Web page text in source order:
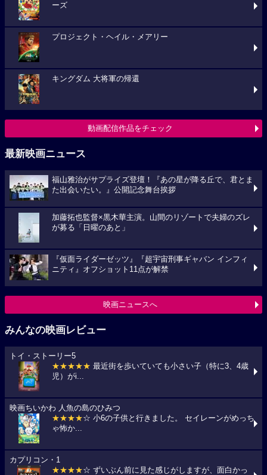
ーズ
プロジェクト・ヘイル・メアリー
キングダム 大将軍の帰還
動画配信作品をチェック
最新映画ニュース
福山雅治がサプライズ登壇！『あの星が降る丘で、君とま
た出会いたい。』公開記念舞台挨拶
加藤拓也監督×黒木華主演。山間のリゾートで夫婦のズレ
が募る「日曜のあと」
『仮面ライダーゼッツ』『超宇宙刑事ギャバン インフィ
ニティ』オフショット11点が解禁
映画ニュースへ
みんなの映画レビュー
トイ・ストーリー5
★★★★★ 最近街を歩いていても小さい子（特に3、4歳
児）がi...
映画ちいかわ 人魚の島のひみつ
★★★★☆ 小6の子供と行きました。 セイレーンがめっち
ゃ怖か...
カプリコン・1
★★★★☆ ずいぶん前に見た感じがしますが、面白かっ